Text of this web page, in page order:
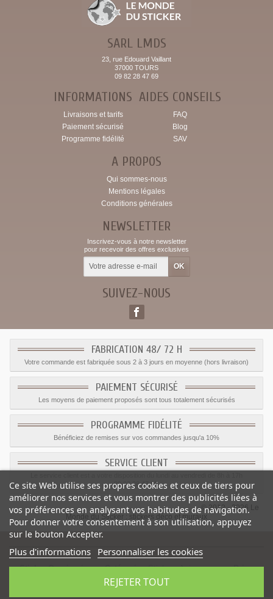
SARL LMDS
23, rue Edouard Vaillant
37000 TOURS
09 82 28 47 69
INFORMATIONS
Livraisons et tarifs
Paiement sécurisé
Programme fidélité
AIDES CONSEILS
FAQ
Blog
SAV
A PROPOS
Qui sommes-nous
Mentions légales
Conditions générales
NEWSLETTER
Inscrivez-vous à notre newsletter
pour recevoir des offres exclusives
SUIVEZ-NOUS
FABRICATION 48/ 72 H
Votre commande est fabriquée sous 2 à 3 jours en moyenne (hors livraison)
PAIEMENT SÉCURISÉ
Les moyens de paiement proposés sont tous totalement sécurisés
PROGRAMME FIDÉLITÉ
Bénéficiez de remises sur vos commandes jusqu'a 10%
SERVICE CLIENT
09.82.28.47.69.
© 2012 - 2026 Le
Monde du Sticker :
stickers déco et muraux
Sticker Oursin pique-Catégorie:Stickers Animaux mer-Prix:
1.68€
Ce site Web utilise ses propres cookies et ceux de tiers pour
améliorer nos services et vous montrer des publicités liées à
vos préférences en analysant vos habitudes de navigation.
Pour donner votre consentement à son utilisation, appuyez
sur le bouton Accepter.
Plus d'informations Personnaliser les cookies
REJETER TOUT